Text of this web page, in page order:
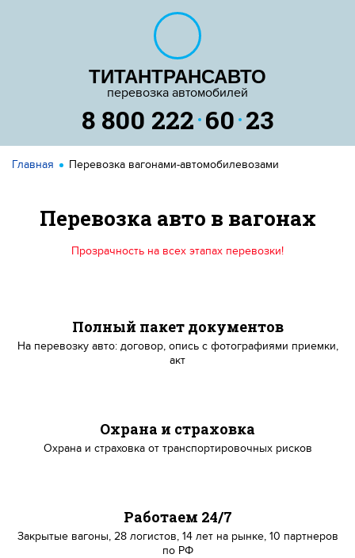
ТИТАНТРАНСАВТО
перевозка автомобилей
8 800 222 60 23
Главная Перевозка вагонами-автомобилевозами
Перевозка авто в вагонах
Прозрачность на всех этапах перевозки!
Полный пакет документов
На перевозку авто: договор, опись с фотографиями приемки,
акт
Охрана и страховка
Охрана и страховка от транспортировочных рисков
Работаем 24/7
Закрытые вагоны, 28 логистов, 14 лет на рынке, 10 партнеров
по РФ